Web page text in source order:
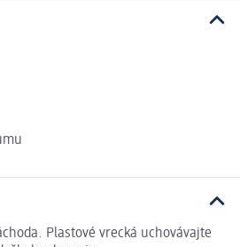
Plastové vrecká uchovávajte